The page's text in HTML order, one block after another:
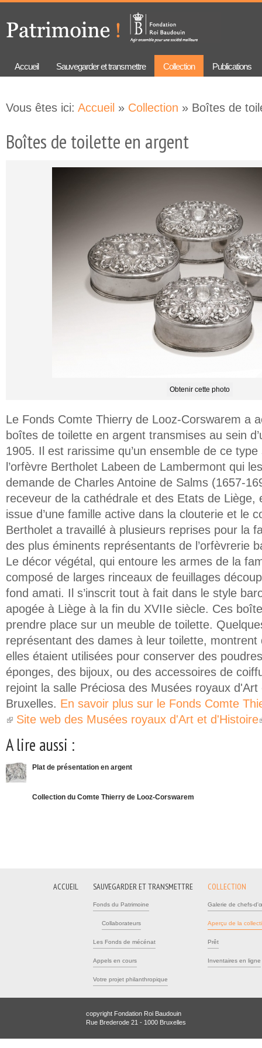
principal
Accueil Sauvegarder et transmettre Collection Publications
Vous êtes ici: Accueil » Collection » Boîtes de
Boîtes de toilette en argent
Obtenir cette photo
Le Fonds Comte Thierry de Looz-Corswarem a
boîtes de toilette en argent transmises au sein
1905. Il est rarissime qu’un ensemble de ce type
l’orfèvre Bertholet Labeen de Lambermont qui
demande de Charles Antoine de Salms (1657-
receveur de la cathédrale et des Etats de Liège,
issue d’une famille active dans la clouterie et le
Bertholet a travaillé à plusieurs reprises pour la
des plus éminents représentants de l’orfèvrerie
Le décor végétal, qui entoure les armes de la
composé de larges rinceaux de feuillages
fond amati. Il s’inscrit tout à fait dans le style
apogée à Liège à la fin du XVIIe siècle. Ces
prendre place sur un meuble de toilette.
représentant des dames à leur toilette,
elles étaient utilisées pour conserver des
éponges, des bijoux, ou des accessoires de
rejoint la salle Préciosa des Musées royaux
Bruxelles. En savoir plus sur le Fonds Comte
(link is external)
Site web des Musées royaux d'Art et d'Histoire
A lire aussi :
Plat de présentation en argent
Collection du Comte Thierry de Looz-Corswarem
ACCUEIL SAUVEGARDER ET TRANSMETTRE
Fonds du Patrimoine
Collaborateurs
Les Fonds de mécénat
Appels en cours
Votre projet philanthropique
COLLECTION
Galerie de chefs-
Aperçu de la
Prêt
Inventaires en ligne
copyright Fondation Roi Baudouin
Rue Brederode 21 - 1000 Bruxelles